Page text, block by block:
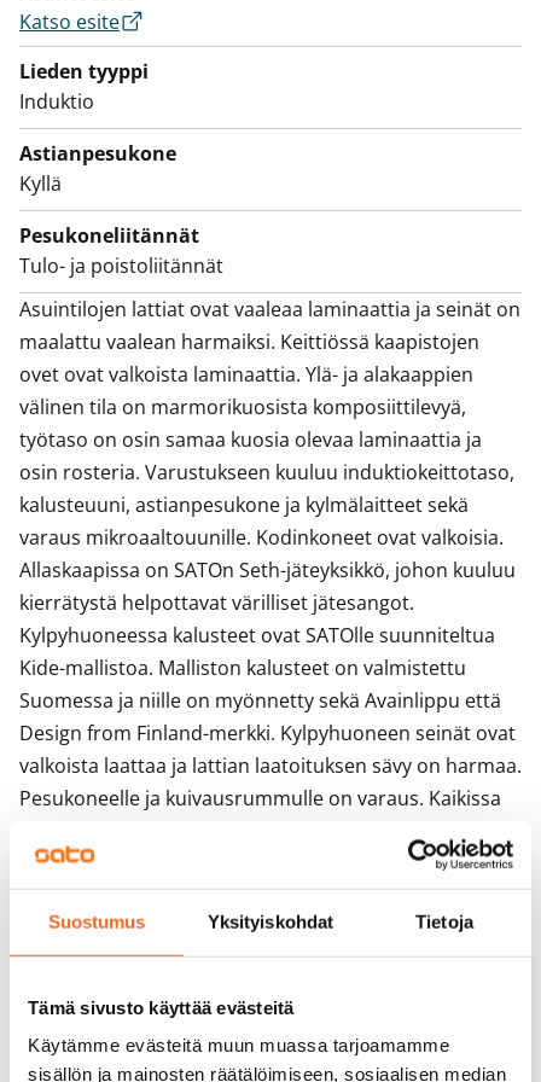
Suostumus Yksityiskohdat Tietoja
Tämä sivusto käyttää evästeitä
Käytämme evästeitä muun muassa tarjoamamme
sisällön ja mainosten räätälöimiseen, sosiaalisen median
Seth-jäteyksikkö, johon kuuluu kierrätystä helpottavat
värilliset jätesangot.
Kylpyhuoneessa kalusteet ovat SATOlle suunniteltua
Kide-mallistoa. Malliston kalusteet on valmistettu
Suomessa ja niille on myönnetty sekä Avainlippu että
Design from Finland-merkki. Kylpyhuoneen seinät ovat
valkoista laattaa ja lattian laatoituksen sävy on harmaa.
Väljässä pesuhuoneessa on tilaa kylpylähetkien lisäksi
myös omalle pyykkikoneelle ja kuivausrummulle.
Asetu taloksi ja sisusta tästä oma, persoonallinen
vuokrakotisi!
Katso esite
Lieden tyyppi
Induktio
Astianpesukone
Kyllä
Pesukoneliitännät
Tulo- ja poistoliitännät
Asuintilojen lattiat ovat vaaleaa laminaattia ja seinät on
maalattu vaalean harmaiksi. Keittiössä kaapistojen
ovet ovat valkoista laminaattia. Ylä- ja alakaappien
välinen tila on marmorikuosista komposiittilevyä,
työtaso on osin samaa kuosia olevaa laminaattia ja
osin rosteria. Varustukseen kuuluu induktiokeittotaso,
kalusteuuni, astianpesukone ja kylmälaitteet sekä
varaus mikroaaltouunille. Kodinkoneet ovat valkoisia.
Allaskaapissa on SATOn Seth-jäteyksikkö, johon kuuluu
kierrätystä helpottavat värilliset jätesangot.
Kylpyhuoneessa kalusteet ovat SATOlle suunniteltua
Kide-mallistoa. Malliston kalusteet on valmistettu
Suomessa ja niille on myönnetty sekä Avainlippu että
Design from Finland-merkki. Kylpyhuoneen seinät ovat
valkoista laattaa ja lattian laatoituksen sävy on harmaa.
Pesukoneelle ja kuivausrummulle on varaus. Kaikissa
Sopimus ja maksut
Vuokrattu
Varallisuusrajat